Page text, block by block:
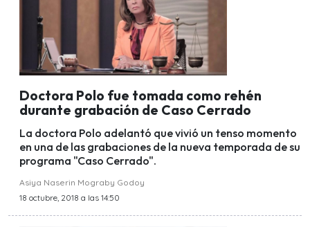
Doctora Polo fue tomada como rehén
durante grabación de Caso Cerrado
La doctora Polo adelantó que vivió un tenso momento
en una de las grabaciones de la nueva temporada de su
programa "Caso Cerrado".
Asiya Naserin Mograby Godoy
18 octubre, 2018 a las 14:50